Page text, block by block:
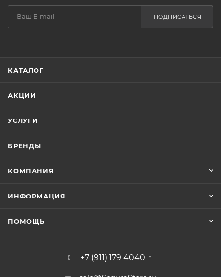
ПОДПИСАТЬСЯ
КАТАЛОГ
АКЦИИ
УСЛУГИ
БРЕНДЫ
КОМПАНИЯ
ИНФОРМАЦИЯ
ПОМОЩЬ
+7 (911) 179 4040